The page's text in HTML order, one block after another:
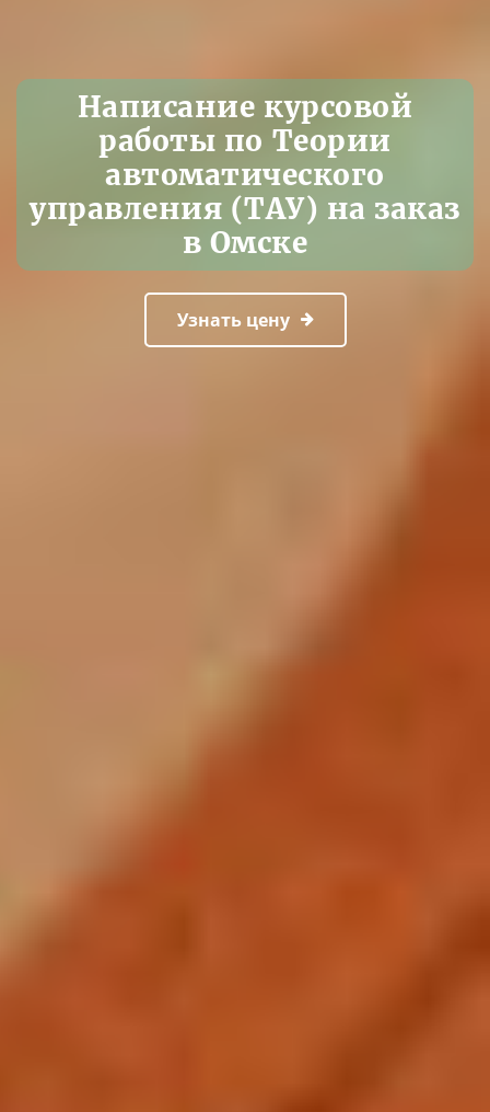
Написание курсовой
работы по Теории
автоматического
управления (ТАУ) на заказ
в Омске
Узнать цену